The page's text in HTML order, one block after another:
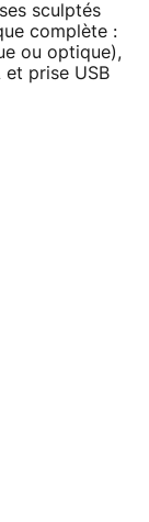
sculptés
complète :
ou optique),
prise USB